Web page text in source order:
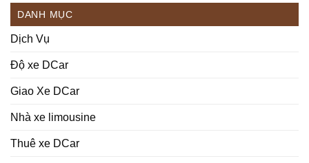
DANH MỤC
Dịch Vụ
Độ xe DCar
Giao Xe DCar
Nhà xe limousine
Thuê xe DCar